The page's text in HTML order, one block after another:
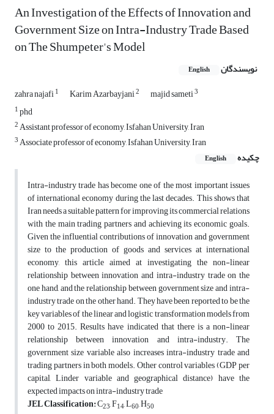
An Investigation of the Effects of Innovation and
Government Size on Intra-Industry Trade Based
on The Shumpeter's Model
نویسندگان English
zahra najafi1 Karim Azarbayjani2 majid sameti3
1phd
2Assistant professor of economy, Isfahan University, Iran
3Associate professor of economy, Isfahan University, Iran
چکیده
English
Intra-industry trade has become one of the most important issues
of international economy during the last decades. This shows that
Iran needs a suitable pattern for improving its commercial relations
with the main trading partners and achieving its economic goals.
Given the influential contributions of innovation and government
size to the production of goods and services at international
economy, this article aimed at investigating the non-linear
relationship between innovation and intra-industry trade on the
one hand, and the relationship between government size and intra-
industry trade on the other hand. They have been reported to be the
key variables of the linear and logistic transformation models from
2000 to 2015. Results have indicated that there is a non-linear
relationship between innovation and intra-industry. The
government size variable also increases intra-industry trade and
trading partners in both models. Other control variables (GDP per
capital, Linder variable and geographical distance) have the
expected impacts on intra-industry trade
JEL Classification:C23, F14, L60, H50